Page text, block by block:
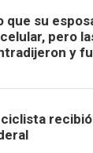
que su
pero
y
ciclista